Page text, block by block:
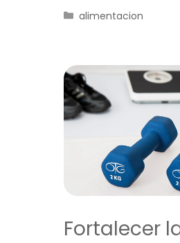
Categorías
alimentacion
Fortalecer